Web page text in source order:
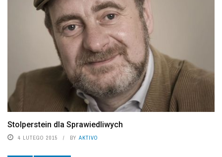
Stolperstein dla Sprawiedliwych
4 LUTEGO 2015 BY AKTIVO